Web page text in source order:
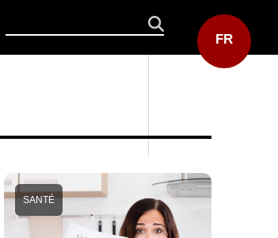
FR
SANTÉ